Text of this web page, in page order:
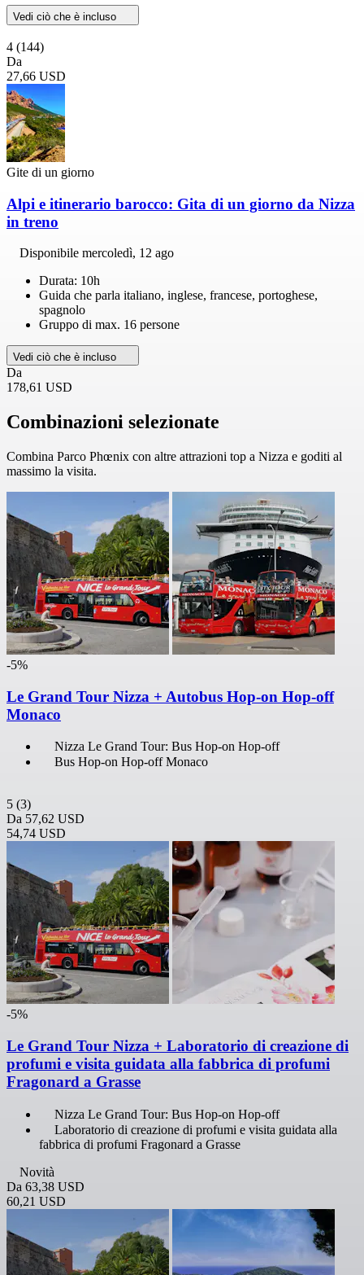
Vedi ciò che è incluso
4 (144)
Da
27,66 USD
Gite di un giorno
Alpi e itinerario barocco: Gita di un giorno da Nizza
in treno
Disponibile mercoledì, 12 ago
Durata: 10h
Guida che parla italiano, inglese, francese, portoghese,
spagnolo
Gruppo di max. 16 persone
Vedi ciò che è incluso
Da
178,61 USD
Combinazioni selezionate
Combina Parco Phœnix con altre attrazioni top a Nizza e goditi al
massimo la visita.
-5%
Le Grand Tour Nizza + Autobus Hop-on Hop-off
Monaco
Nizza Le Grand Tour: Bus Hop-on Hop-off
Bus Hop-on Hop-off Monaco
5 (3)
Da 57,62 USD
54,74 USD
-5%
Le Grand Tour Nizza + Laboratorio di creazione di
profumi e visita guidata alla fabbrica di profumi
Fragonard a Grasse
Nizza Le Grand Tour: Bus Hop-on Hop-off
Laboratorio di creazione di profumi e visita guidata alla
fabbrica di profumi Fragonard a Grasse
Novità
Da 63,38 USD
60,21 USD